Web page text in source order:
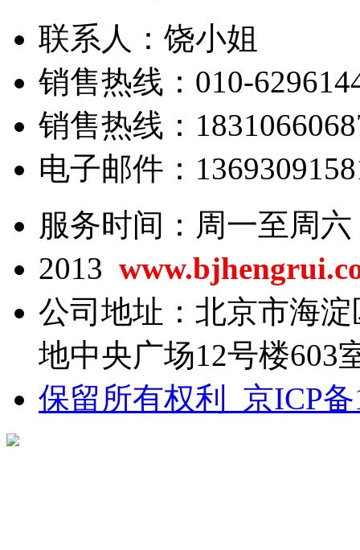
联系人：饶小姐
销售热线：010-
销售热线：
电子邮件：
服务时间：周一至周
2013
公司地址：北京市海
地中央广场12号楼603
保留所有权利 京ICP备